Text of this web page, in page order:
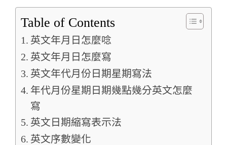
Table of Contents
英文年月日怎麼唸
英文年月日怎麼寫
英文年代月份日期星期寫法
年代月份星期日期幾點幾分英文怎麼
寫
英文日期縮寫表示法
英文序數變化